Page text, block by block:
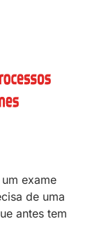
exame
de uma
antes tem